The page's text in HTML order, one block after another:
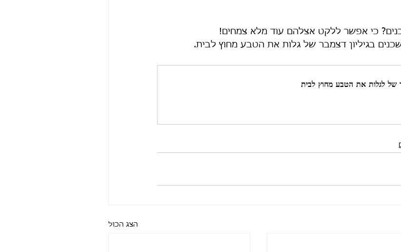
כי אפשר ללקט אצלהם עוד מלא צמחים!
בגיליון דצמבר של גלות את הטבע מחוץ לבית.
של לגלות את הטבע מחוץ לבית
הצג הכול